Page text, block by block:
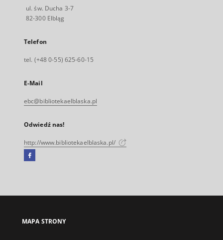
ul. św. Ducha 3-7
82-300 Elbląg
Telefon
tel. (+48 0-55) 625-60-15
E-Mail
ebc@bibliotekaelblaska.pl
Odwiedź nas!
http://www.bibliotekaelblaska.pl/
Facebook
się
karcie
MAPA STRONY